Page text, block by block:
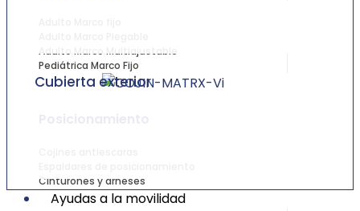
Adulto Marco Multiajustable
Pediátrica Marco Fijo
Cinturones y arneses
Ayudas a la movilidad
Cubierta exterior